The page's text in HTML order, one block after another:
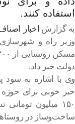
استفاده کنند.
به گزارش اخبار
وزیر راه و
دولت خبر داد.
وی با اشاره به سود
خبر خوبی برای
۱۵۰ میلیون
ساخت‌وساز در